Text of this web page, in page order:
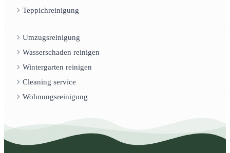
Teppichreinigung
Umzugsreinigung
Wasserschaden reinigen
Wintergarten reinigen
Cleaning service
Wohnungsreinigung